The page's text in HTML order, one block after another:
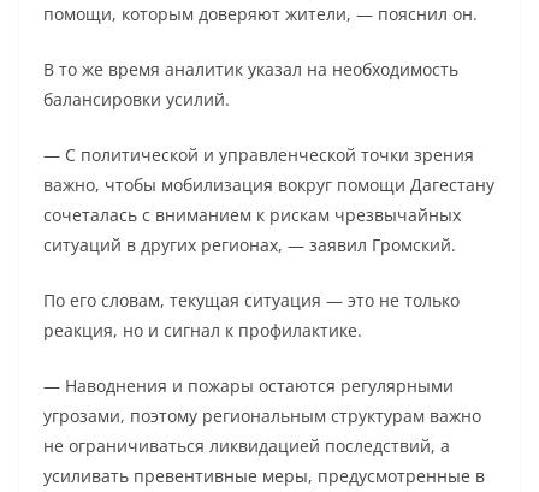
помощи, которым доверяют жители, — пояснил он.
В то же время аналитик указал на необходимость
балансировки усилий.
— С политической и управленческой точки зрения
важно, чтобы мобилизация вокруг помощи Дагестану
сочеталась с вниманием к рискам чрезвычайных
ситуаций в других регионах, — заявил Громский.
По его словам, текущая ситуация — это не только
реакция, но и сигнал к профилактике.
— Наводнения и пожары остаются регулярными
угрозами, поэтому региональным структурам важно
не ограничиваться ликвидацией последствий, а
усиливать превентивные меры, предусмотренные в